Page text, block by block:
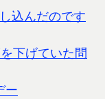
込んだのです
下げていた問
ー